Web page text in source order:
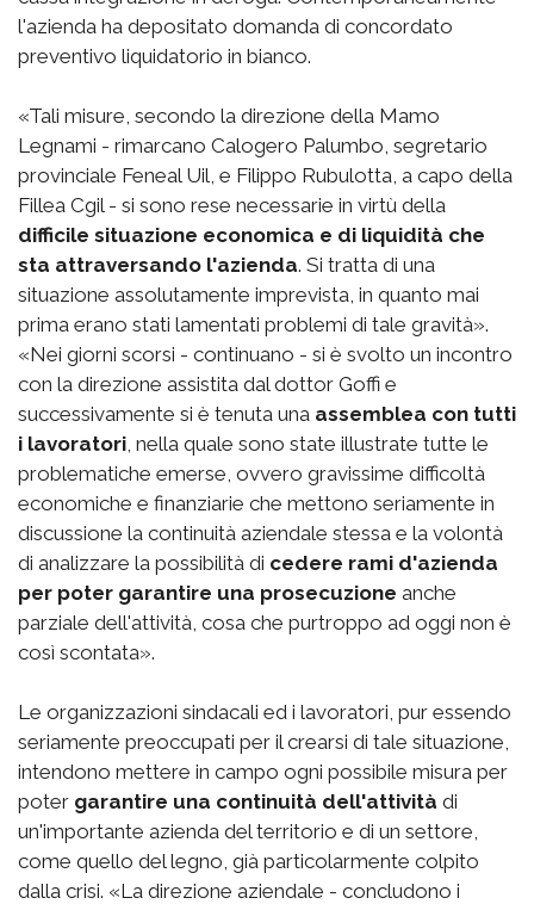
l'azienda ha depositato domanda di concordato
preventivo liquidatorio in bianco.
«Tali misure, secondo la direzione della Mamo
Legnami - rimarcano Calogero Palumbo, segretario
provinciale Feneal Uil, e Filippo Rubulotta, a capo della
Fillea Cgil - si sono rese necessarie in virtù della
difficile situazione economica e di liquidità che
sta attraversando l'azienda. Si tratta di una
situazione assolutamente imprevista, in quanto mai
prima erano stati lamentati problemi di tale gravità».
«Nei giorni scorsi - continuano - si è svolto un incontro
con la direzione assistita dal dottor Goffi e
successivamente si è tenuta una assemblea con tutti
i lavoratori , nella quale sono state illustrate tutte le
problematiche emerse, ovvero gravissime difficoltà
economiche e finanziarie che mettono seriamente in
discussione la continuità aziendale stessa e la volontà
di analizzare la possibilità di cedere rami d'azienda
per poter garantire una prosecuzione anche
parziale dell'attività, cosa che purtroppo ad oggi non è
così scontata».
Le organizzazioni sindacali ed i lavoratori, pur essendo
seriamente preoccupati per il crearsi di tale situazione,
intendono mettere in campo ogni possibile misura per
poter garantire una continuità dell'attività di
un'importante azienda del territorio e di un settore,
come quello del legno, già particolarmente colpito
dalla crisi. «La direzione aziendale - concludono i